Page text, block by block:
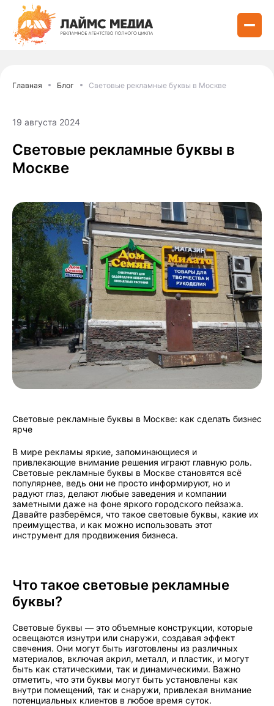
Главная Блог Световые рекламные буквы в Москве
19 августа 2024
Световые рекламные буквы в
Москве
Световые рекламные буквы в Москве: как сделать бизнес
ярче
В мире рекламы яркие, запоминающиеся и
привлекающие внимание решения играют главную роль.
Световые рекламные буквы в Москве становятся всё
популярнее, ведь они не просто информируют, но и
радуют глаз, делают любые заведения и компании
заметными даже на фоне яркого городского пейзажа.
Давайте разберёмся, что такое световые буквы, какие их
преимущества, и как можно использовать этот
инструмент для продвижения бизнеса.
Что такое световые рекламные
буквы?
Световые буквы — это объемные конструкции, которые
освещаются изнутри или снаружи, создавая эффект
свечения. Они могут быть изготовлены из различных
материалов, включая акрил, металл, и пластик, и могут
быть как статическими, так и динамическими. Важно
отметить, что эти буквы могут быть установлены как
внутри помещений, так и снаружи, привлекая внимание
потенциальных клиентов в любое время суток.